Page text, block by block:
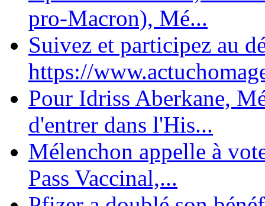
pro-Macron), Mé...
Suivez et participez au
https://
Pour Idriss Aberkane,
d'entrer dans l'His...
Mélenchon appelle à
Pass Vaccinal,...